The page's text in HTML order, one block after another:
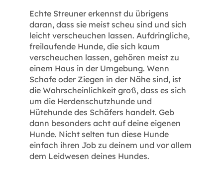
Echte Streuner erkennst du übrigens
daran, dass sie meist scheu sind und sich
leicht verscheuchen lassen. Aufdringliche,
freilaufende Hunde, die sich kaum
verscheuchen lassen, gehören meist zu
einem Haus in der Umgebung. Wenn
Schafe oder Ziegen in der Nähe sind, ist
die Wahrscheinlichkeit groß, dass es sich
um die Herdenschutzhunde und
Hütehunde des Schäfers handelt. Geb
dann besonders acht auf deine eigenen
Hunde. Nicht selten tun diese Hunde
einfach ihren Job zu deinem und vor allem
dem Leidwesen deines Hundes.